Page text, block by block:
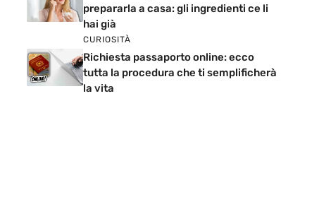
prepararla a casa: gli ingredienti ce li
hai già
CURIOSITÀ
Richiesta passaporto online: ecco
tutta la procedura che ti semplificherà
la vita